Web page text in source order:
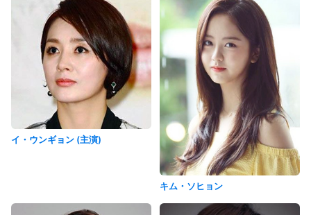
イ・ウンギョン (主演)
キム・ソヒョン